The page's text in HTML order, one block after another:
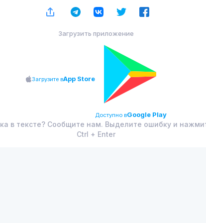
Загрузить приложение
Загрузите вApp Store
Доступно вGoogle Play
в тексте? Сообщите нам. Выделите ошибку и
Ctrl + Enter